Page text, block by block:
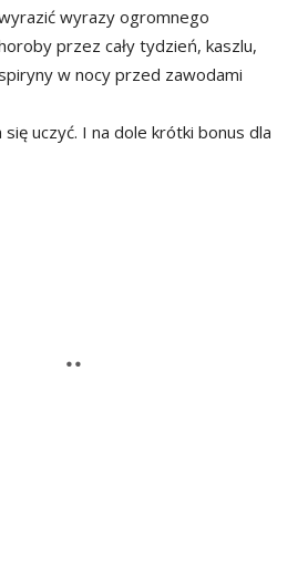
wyrazy ogromnego
przez cały tydzień, kaszlu,
w nocy przed zawodami
uczyć. I na dole krótki bonus dla